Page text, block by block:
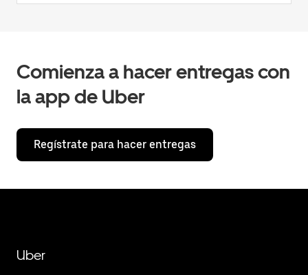
Comienza a hacer entregas con
la app de Uber
Regístrate para hacer entregas
Uber